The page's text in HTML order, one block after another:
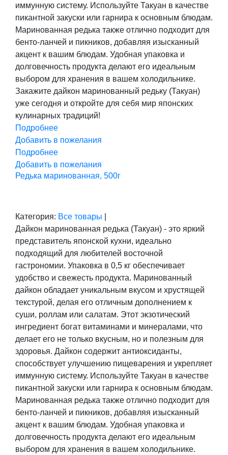
иммунную систему. Используйте Такуан в качестве
пикантной закуски или гарнира к основным блюдам.
Маринованная редька также отлично подходит для
бенто-ланчей и пикников, добавляя изысканный
акцент к вашим блюдам. Удобная упаковка и
долговечность продукта делают его идеальным
выбором для хранения в вашем холодильнике.
Закажите дайкон маринованный редьку (Такуан)
уже сегодня и откройте для себя мир японских
кулинарных традиций!
Подробнее
Добавить в пожелания
Подробнее
Добавить в пожелания
Редька маринованная, 500г
Категория: Все товары
Дайкон маринованная редька (Такуан) - это яркий
представитель японской кухни, идеально
подходящий для любителей восточной
гастрономии. Упаковка в 0,5 кг обеспечивает
удобство и свежесть продукта. Маринованный
дайкон обладает уникальным вкусом и хрустящей
текстурой, делая его отличным дополнением к
суши, роллам или салатам. Этот экзотический
ингредиент богат витаминами и минералами, что
делает его не только вкусным, но и полезным для
здоровья. Дайкон содержит антиоксиданты,
способствует улучшению пищеварения и укрепляет
иммунную систему. Используйте Такуан в качестве
пикантной закуски или гарнира к основным блюдам.
Маринованная редька также отлично подходит для
бенто-ланчей и пикников, добавляя изысканный
акцент к вашим блюдам. Удобная упаковка и
долговечность продукта делают его идеальным
выбором для хранения в вашем холодильнике.